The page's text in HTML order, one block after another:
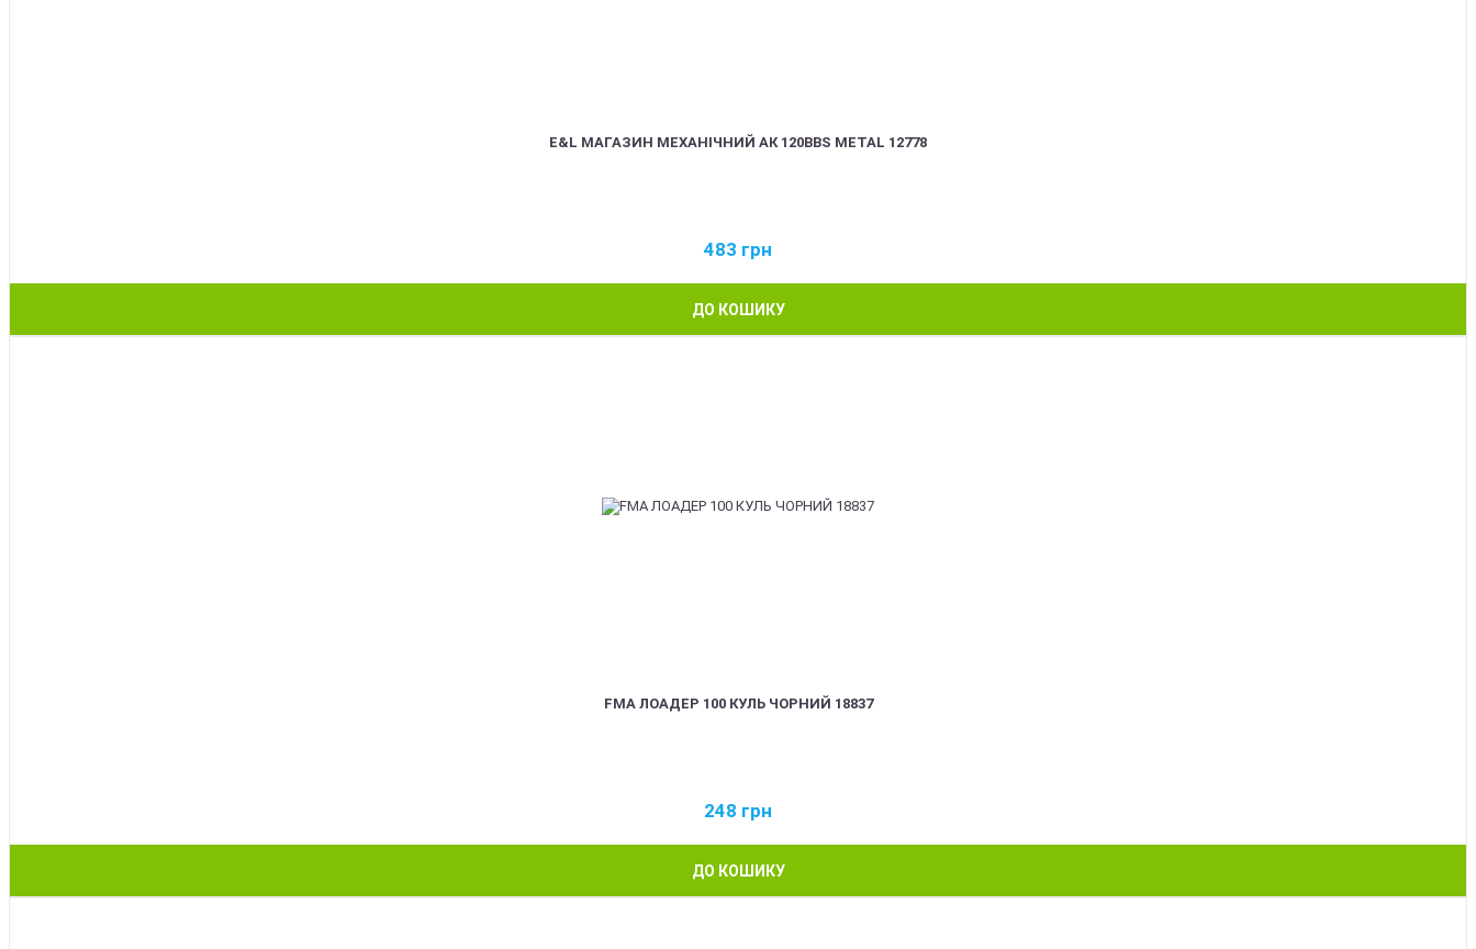
E&L МАГАЗИН МЕХАНІЧНИЙ АК 120BBS METAL 12778
483 грн
ДО КОШИКУ
FMA ЛОАДЕР 100 КУЛЬ ЧОРНИЙ 18837
248 грн
ДО КОШИКУ